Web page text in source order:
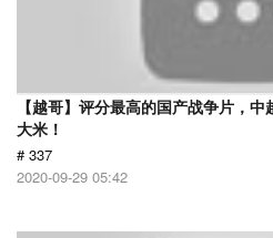
【越哥】评分最高的国产战争片，
大米！
# 337
2020-09-29 05:42